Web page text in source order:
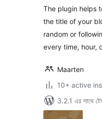
The plugin helps
the title of your
random or
every time, hour,
Maarten
10+ active
3.2.1 এর সাথে